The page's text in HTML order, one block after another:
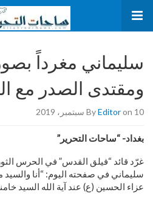
سليماني مغرداً
ومقتدى الصدر مع
ByEditoron 10 سبتمبر، 2019
بغداد- “ساحات التحرير”
غرّد قائد “فيلق القدس” في الحرس
سليماني في صفحته اليوم: “أنا
عزاء الحسين (ع) عند آية الله السيد